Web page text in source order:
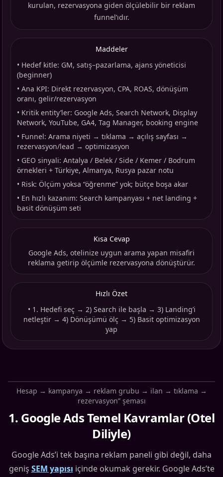
kurulan, rezervasyona giden ölçülebilir bir reklam
funnel’ıdır.
Maddeler
• Hedef kitle: GM, satış–pazarlama, ajans yöneticisi
(beginner)
• Ana KPI: Direkt rezervasyon, CPA, ROAS, dönüşüm
oranı, gelir/rezervasyon
• Kritik entity’ler: Google Ads, Search Network, Display
Network, YouTube, GA4, Tag Manager, booking engine
• Funnel: Arama niyeti → tıklama → açılış sayfası →
rezervasyon/lead → optimizasyon
• GEO sinyali: Antalya / Belek / Side / Kemer / Bodrum
örnekleri + Türkiye, Almanya, Rusya pazar notu
• Risk: Ölçüm yoksa “öğrenme” yok; bütçe boşa akar
• En hızlı kazanım: Search kampanyası + net landing +
basit dönüşüm seti
Kısa Cevap
Google Ads, otelinize uygun arama yapan misafiri
reklama getirip ölçümle rezervasyona dönüştürür.
Hızlı Özet
• 1. Hedefi seç → 2) Search ile başla → 3) Landing’i
netleştir → 4) Dönüşümü ölç → 5) Basit optimizasyon
yap
Hesap → kampanya → reklam grubu → ilan → tıklama →
rezervasyon” şeması
1. Google Ads Temel Kavramlar (Otel
Diliyle)
Google Ads’i tek başına reklam paneli gibi değil, daha
geniş SEM yapısı içinde okumak gerekir. Google Ads’te